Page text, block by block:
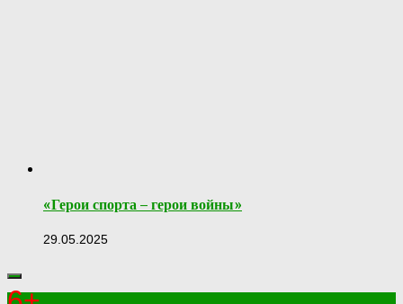
«Герои спорта – герои войны»
29.05.2025